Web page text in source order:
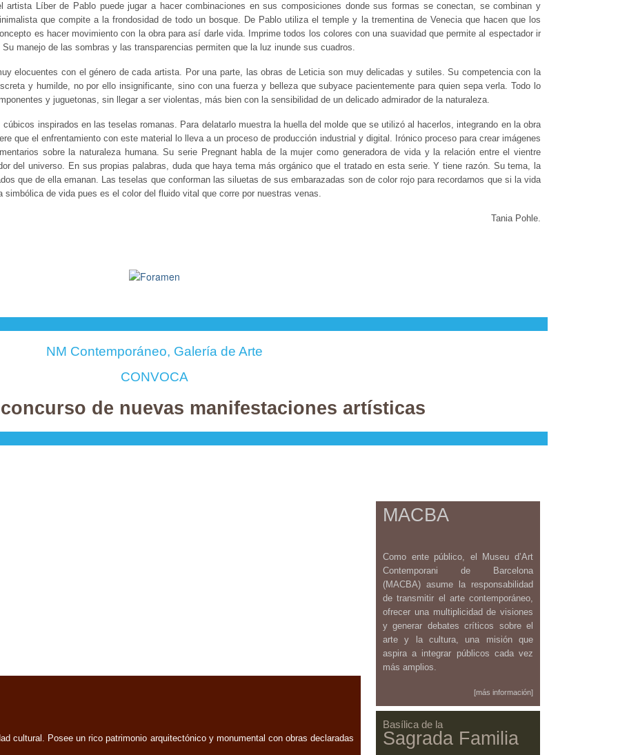
Líber de Pablo puede jugar a hacer combinaciones en sus composiciones donde sus formas se conectan, se combinan y
que compite a la frondosidad de todo un bosque. De Pablo utiliza el temple y la trementina de Venecia que hacen que los
es hacer movimiento con la obra para así darle vida. Imprime todos los colores con una suavidad que permite al espectador ir
manejo de las sombras y las transparencias permiten que la luz inunde sus cuadros.
elocuentes con el género de cada artista. Por una parte, las obras de Leticia son muy delicadas y sutiles. Su competencia con la
y humilde, no por ello insignificante, sino con una fuerza y belleza que subyace pacientemente para quien sepa verla. Todo lo
y juguetonas, sin llegar a ser violentas, más bien con la sensibilidad de un delicado admirador de la naturaleza.
inspirados en las teselas romanas. Para delatarlo muestra la huella del molde que se utilizó al hacerlos, integrando en la obra
que el enfrentamiento con este material lo lleva a un proceso de producción industrial y digital. Irónico proceso para crear imágenes
sobre la naturaleza humana. Su serie Pregnant habla de la mujer como generadora de vida y la relación entre el vientre
del universo. En sus propias palabras, duda que haya tema más orgánico que el tratado en esta serie. Y tiene razón. Su tema, la
que de ella emanan. Las teselas que conforman las siluetas de sus embarazadas son de color rojo para recordarnos que si la vida
de vida pues es el color del fluido vital que corre por nuestras venas.
Tania Pohle.
NM Contemporáneo, Galería de Arte
CONVOCA
de nuevas manifestaciones artí­sticas
cultural. Posee un rico patrimonio arquitectónico y monumental con obras declaradas
MACBA
Como ente público, el Museu d’Art
Contemporani de Barcelona
(MACBA) asume la responsabilidad
de transmitir el arte contemporáneo,
ofrecer una multiplicidad de visiones
y generar debates críticos sobre el
arte y la cultura, una misión que
aspira a integrar públicos cada vez
más amplios.
[más información]
Basílica de la
Sagrada Familia